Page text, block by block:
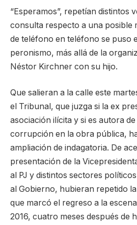
“Esperamos”, repetían distintos
consulta respecto a una posible
de teléfono en teléfono se puso
peronismo, más allá de la
Néstor Kirchner con su hijo.
Que salieran a la calle este
el Tribunal, que juzga si la ex
asociación ilícita y si es autora de
corrupción en la obra pública,
ampliación de indagatoria. De
presentación de la
al PJ y distintos sectores
al Gobierno, hubieran repetido
que marcó el regreso a la
2016, cuatro meses después de